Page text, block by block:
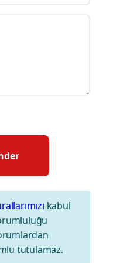
kabul
tutulamaz.